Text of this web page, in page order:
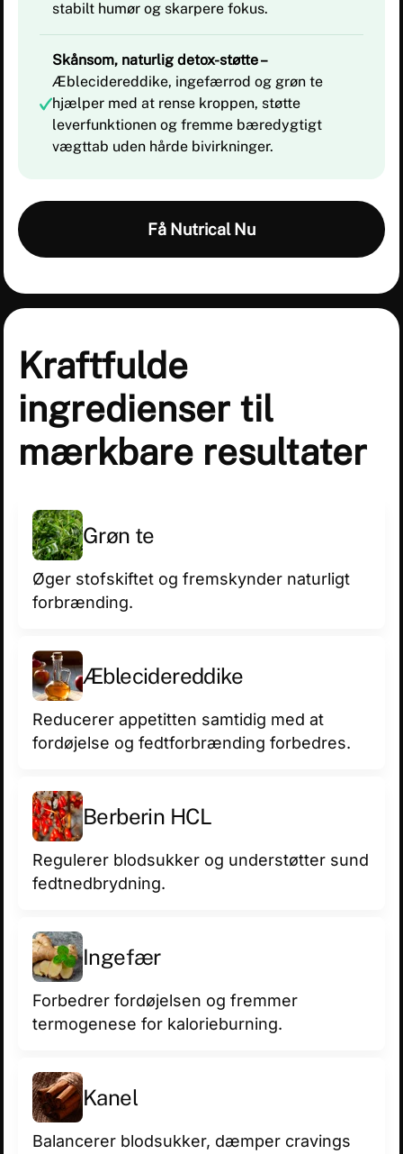
stabilt humør og skarpere fokus.
Skånsom, naturlig detox-støtte –
Æblecidereddike, ingefærrod og grøn te
hjælper med at rense kroppen, støtte
leverfunktionen og fremme bæredygtigt
vægttab uden hårde bivirkninger.
Få Nutrical Nu
Kraftfulde
ingredienser til
mærkbare resultater
Grøn te
Øger stofskiftet og fremskynder naturligt
forbrænding.
Æble­cider­ed­dike
Reducerer appetitten samtidig med at
fordøjelse og fedtforbrænding forbedres.
Berberin HCL
Regulerer blodsukker og understøtter sund
fedtnedbrydning.
Ingefær
Forbedrer fordøjelsen og fremmer
termogenese for kalorieburning.
Kanel
Balancerer blodsukker, dæmper cravings